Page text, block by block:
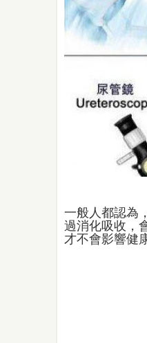
一般人都認為
過消化吸收，
才不會影響健